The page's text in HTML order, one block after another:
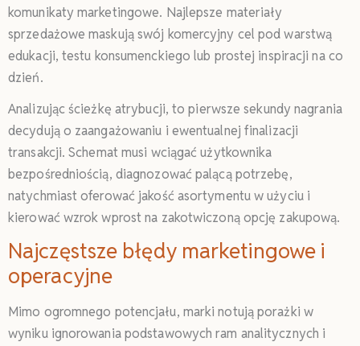
komunikaty marketingowe. Najlepsze materiały
sprzedażowe maskują swój komercyjny cel pod warstwą
edukacji, testu konsumenckiego lub prostej inspiracji na co
dzień.
Analizując ścieżkę atrybucji, to pierwsze sekundy nagrania
decydują o zaangażowaniu i ewentualnej finalizacji
transakcji. Schemat musi wciągać użytkownika
bezpośredniością, diagnozować palącą potrzebę,
natychmiast oferować jakość asortymentu w użyciu i
kierować wzrok wprost na zakotwiczoną opcję zakupową.
Najczęstsze błędy marketingowe i
operacyjne
Mimo ogromnego potencjału, marki notują porażki w
wyniku ignorowania podstawowych ram analitycznych i